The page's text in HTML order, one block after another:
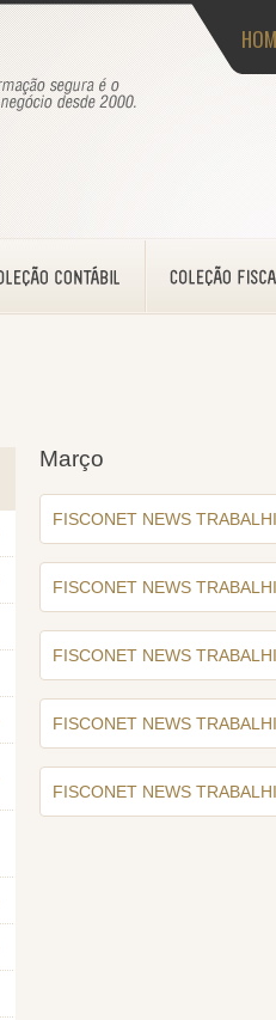
Março
FISCONET NEWS
FISCONET NEWS
FISCONET NEWS
FISCONET NEWS
FISCONET NEWS